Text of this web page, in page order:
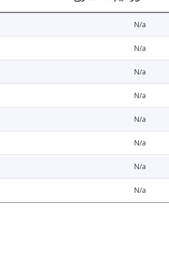
N/a
N/a
N/a
N/a
N/a
N/a
N/a
N/a